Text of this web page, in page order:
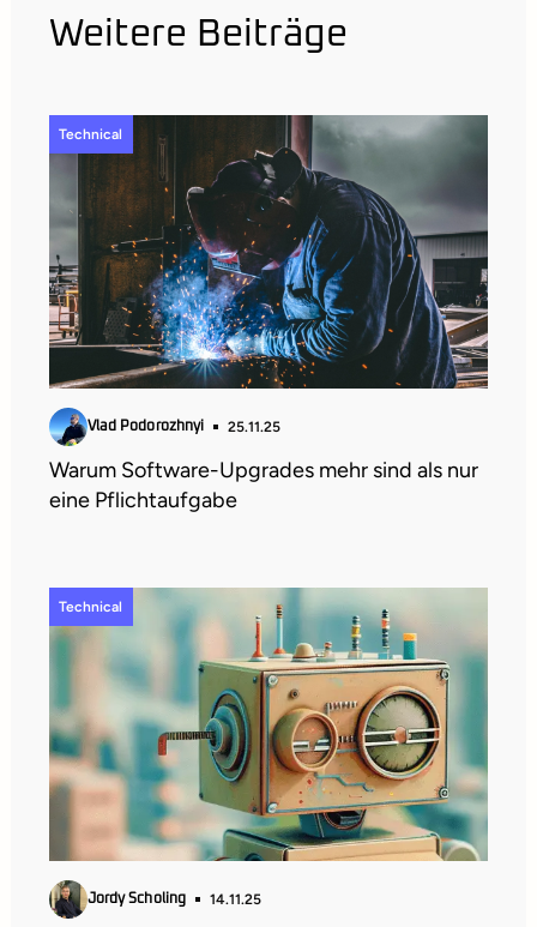
Weitere Beiträge
Technical
Vlad Podorozhnyi 25.11.25
Warum Software-Upgrades mehr sind als nur
eine Pflichtaufgabe
Technical
Jordy Scholing 14.11.25